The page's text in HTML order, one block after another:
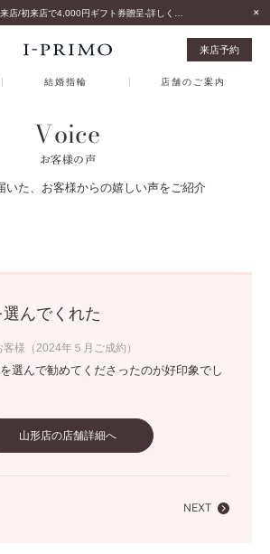
来店予約
結婚指輪 店舗のご案内
Voice
お客様の声
いた、お客様からの嬉しい声をご紹介
んでくれた
様（2024年５月ご成約）
選んで勧めてくださったのが好印象でし
山形店の店舗詳細へ
NEXT